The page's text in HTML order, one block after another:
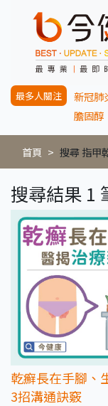
最多人關注 新冠肺
膽固醇
首頁 搜尋 指甲
搜尋結果 1
乾癬長在手腳、
3招溝通訣竅